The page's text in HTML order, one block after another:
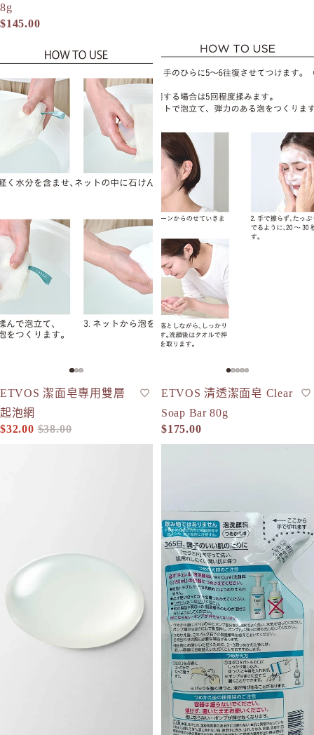
8g
$145.00
-16%
護膚工具
現貨
ETVOS 潔面皂專用雙層
起泡網
促銷價
$32.00 定價
$38.00
ETVOS 清透潔面皂 Clear
潔面皂
ETVOS 清透潔面皂 Clear
Soap Bar 80g
$175.00